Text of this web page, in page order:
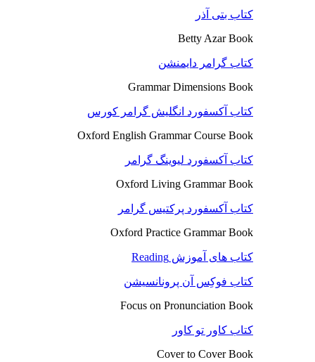
کتاب بتی آذر
Betty Azar Book
کتاب گرامر دایمنشن
Grammar Dimensions Book
کتاب آکسفورد انگلیش گرامر کورس
Oxford English Grammar Course Book
کتاب آکسفورد لیوینگ گرامر
Oxford Living Grammar Book
کتاب آکسفورد پرکتیس گرامر
Oxford Practice Grammar Book
کتاب های آموزش Reading
کتاب فوکِس آن پرونانسیشن
Focus on Pronunciation Book
کتاب کاور تو کاور
Cover to Cover Book